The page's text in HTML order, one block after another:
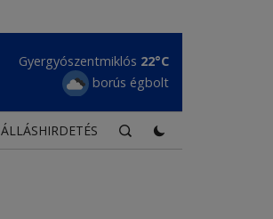
Maroshévíz 22°C
enyhe eső
ÁLLÁSHIRDETÉS